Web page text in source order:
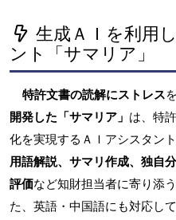
生成ＡＩを利用
ント「サマリア」
特許文書の読解にストレス
開発した「サマリア」 は、特
化を実現するＡＩアシスタン
用語解説、サマリ作成、独自
評価など知財担当者に寄り添
た、英語・中国語にも対応して